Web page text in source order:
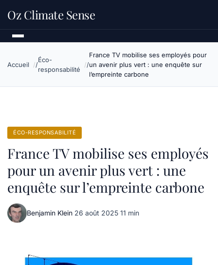
Oz Climate Sense
Accueil
Éco-
responsabilité
France TV mobilise ses employés pour
un avenir plus vert : une enquête sur
l’empreinte carbone
ÉCO-RESPONSABILITÉ
France TV mobilise ses employés
pour un avenir plus vert : une
enquête sur l’empreinte carbone
Benjamin Klein·26 août 2025·11 min